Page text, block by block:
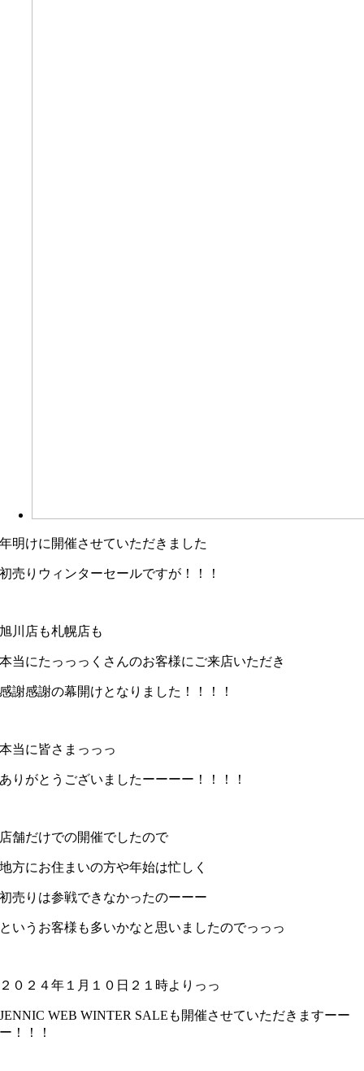
年明けに開催させていただきました
初売りウィンターセールですが！！！
旭川店も札幌店も
本当にたっっっくさんのお客様にご来店いただき
感謝感謝の幕開けとなりました！！！！
本当に皆さまっっっ
ありがとうございましたーーーー！！！！
店舗だけでの開催でしたので
地方にお住まいの方や年始は忙しく
初売りは参戦できなかったのーーー
というお客様も多いかなと思いましたのでっっっ
２０２４年１月１０日２１時よりっっ
JENNIC WEB WINTER SALEも開催させていただきますーー
ー！！！